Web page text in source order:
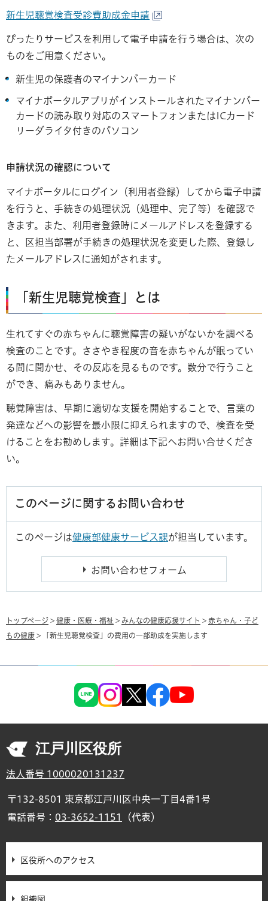
新生児聴覚検査受診費助成金申請
ぴったりサービスを利用して電子申請を行う場合は、次の
ものをご用意ください。
新生児の保護者のマイナンバーカード
マイナポータルアプリがインストールされたマイナンバー
カードの読み取り対応のスマートフォンまたはICカード
リーダライタ付きのパソコン
申請状況の確認について
マイナポータルにログイン（利用者登録）してから電子申請
を行うと、手続きの処理状況（処理中、完了等）を確認で
きます。また、利用者登録時にメールアドレスを登録する
と、区担当部署が手続きの処理状況を変更した際、登録し
たメールアドレスに通知がされます。
「新生児聴覚検査」とは
生れてすぐの赤ちゃんに聴覚障害の疑いがないかを調べる
検査のことです。ささやき程度の音を赤ちゃんが眠ってい
る間に聞かせ、その反応を見るものです。数分で行うこと
ができ、痛みもありません。
聴覚障害は、早期に適切な支援を開始することで、言葉の
発達などへの影響を最小限に抑えられますので、検査を受
けることをお勧めします。詳細は下記へお問い合せくださ
い。
このページに関するお問い合わせ
このページは健康部健康サービス課が担当しています。
トップページ > 健康・医療・福祉 > みんなの健康応援サイト > 赤ちゃん・子ど
もの健康 > 「新生児聴覚検査」の費用の一部助成を実施します
江戸川区役所
法人番号 1000020131237
〒132-8501 東京都江戸川区中央一丁目4番1号
電話番号： 03-3652-1151 （代表）
区役所へのアクセス